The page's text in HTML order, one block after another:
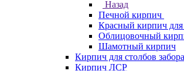
Назад
Печной кирпич
Красный кирпич для
Облицовочный
Шамотный кирпич
Кирпич для столбов забора
Кирпич ЛСР